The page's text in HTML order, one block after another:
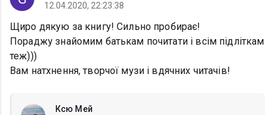
12.04.2020, 22:23:38
Щиро дякую за книгу! Сильно пробирає!
Пораджу знайомим батькам почитати і всім підліткам
теж)))
Вам натхнення, творчої музи і вдячних читачів!
Ксю Мей